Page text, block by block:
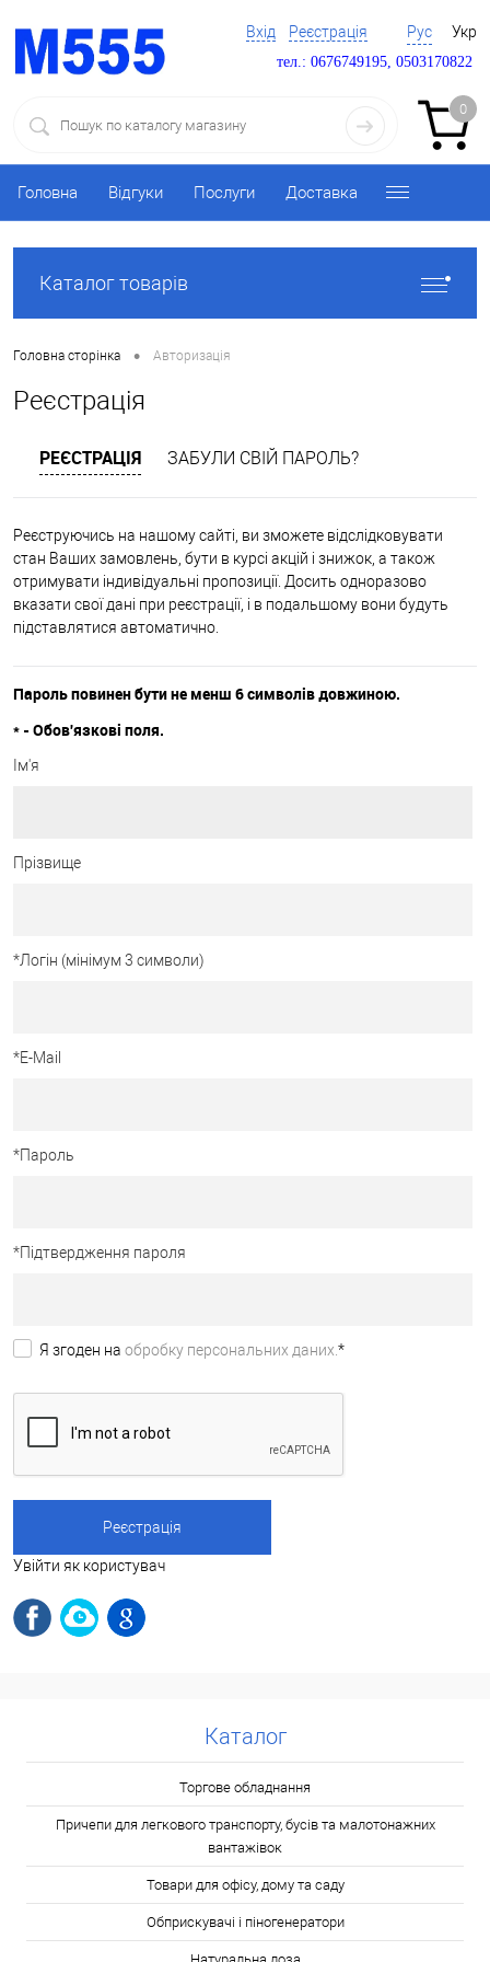
Вхід Реєстрація Рус Укр
тел.: 0676749195, 0503170822
0
Головна Відгуки Послуги Доставка
Каталог товарів
Головна сторінка • Авторизація
Реєстрація
РЕЄСТРАЦІЯ ЗАБУЛИ СВІЙ ПАРОЛЬ?
Реєструючись на нашому сайті, ви зможете відслідковувати
стан Ваших замовлень, бути в курсі акцій і знижок, а також
отримувати індивідуальні пропозиції. Досить одноразово
вказати свої дані при реєстрації, і в подальшому вони будуть
підставлятися автоматично.
Пароль повинен бути не менш 6 символів довжиною.
* - Обов'язкові поля.
Ім'я
Прізвище
*Логін (мінімум 3 символи)
*E-Mail
*Пароль
*Підтвердження пароля
Я згоден на обробку персональних даних. *
Увійти як користувач
Каталог
Торгове обладнання
Причепи для легкового транспорту, бусів та малотонажних
вантажівок
Товари для офісу, дому та саду
Обприскувачі і піногенератори